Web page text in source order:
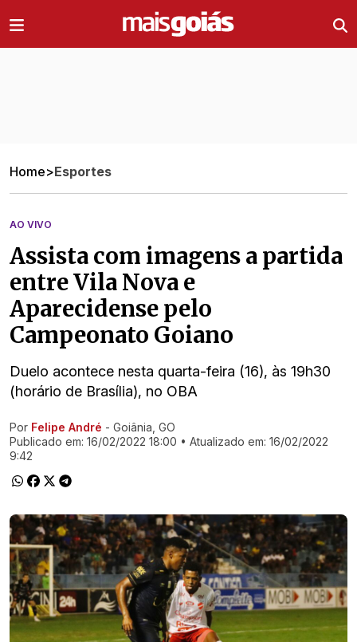
Home>Esportes
AO VIVO
Assista com imagens a partida
entre Vila Nova e
Aparecidense pelo
Campeonato Goiano
Duelo acontece nesta quarta-feira (16), às 19h30
(horário de Brasília), no OBA
Ir direto pra matéria
Por Felipe André - Goiânia, GO
Publicado em: 16/02/2022 18:00 • Atualizado em: 16/02/2022
9:42